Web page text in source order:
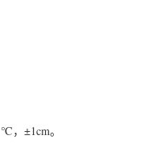
±1cm。